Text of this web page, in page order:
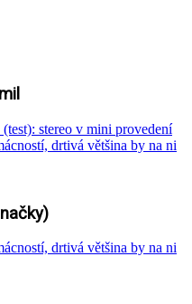
stereo v mini provedení
drtivá většina by na ni
drtivá většina by na ni